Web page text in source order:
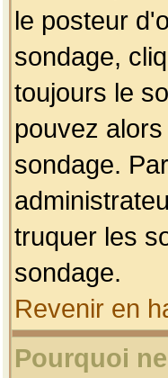
le posteur
sondage,
toujours le
pouvez
sondage.
truquer les
sondage.
Revenir en
Pourquoi